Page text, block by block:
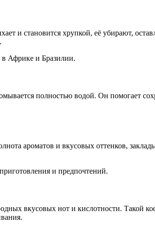
и становится хрупкой, её убирают,
в Африке и Бразилии.
полностью водой. Он помогает
ароматов и вкусовых оттенков,
и предпочтений.
вкусовых нот и кислотности. Такой